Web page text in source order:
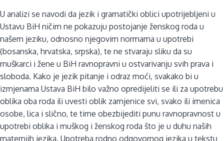
U analizi se navodi da jezik i gramatički oblici upotrijebljeni u
Ustavu BiH ničim ne pokazuju postojanje ženskog roda u
našem jeziku, odnosno njegovim normama u upotrebi
(bosanska, hrvatska, srpska), te ne stvaraju sliku da su
muškarci i žene u BiH ravnopravni u ostvarivanju svih prava i
sloboda. Kako je jezik pitanje i odraz moći, svakako bi u
izmjenama Ustava BiH bilo važno opredijeliti se ili za upotrebu
oblika oba roda ili uvesti oblik zamjenice svi, svako ili imenica
osobe, lica i slično, te time obezbijediti punu ravnopravnost u
upotrebi oblika i muškog i ženskog roda što je u duhu naših
maternjih jezika. Upotreba rodno odgovornog jezika u tekstu